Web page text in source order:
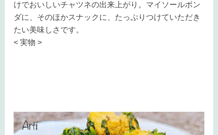
けでおいしいチャツネの出来上がり。マイソールボン
ダに、そのほかスナックに、たっぷりつけていただき
たい美味しさです。
< 実物 >